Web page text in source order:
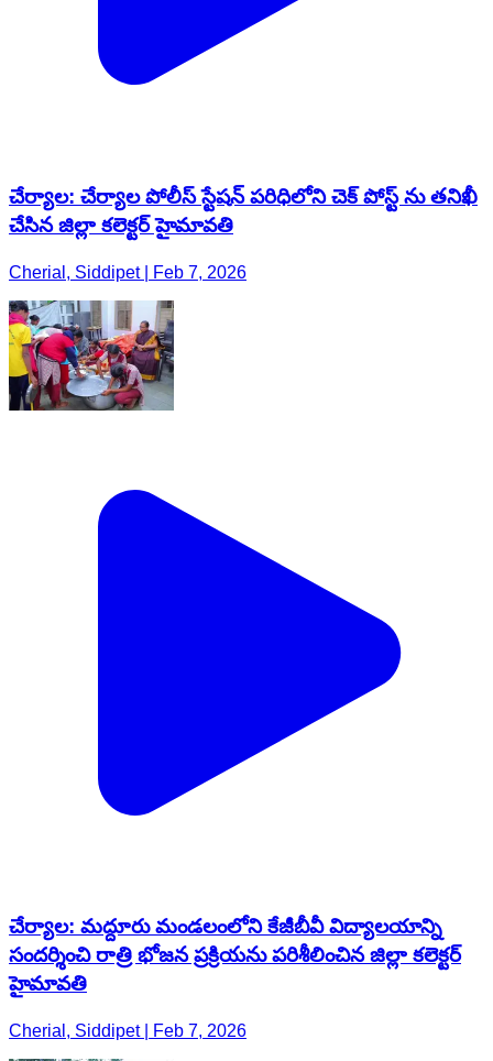
చేర్యాల: చేర్యాల పోలీస్ స్టేషన్ పరిధిలోని చెక్ పోస్ట్ ను తనిఖీ
చేసిన జిల్లా కలెక్టర్ హైమావతి
Cherial, Siddipet | Feb 7, 2026
చేర్యాల: మద్దూరు మండలంలోని కేజీబీవీ విద్యాలయాన్ని
సందర్శించి రాత్రి భోజన ప్రక్రియను పరిశీలించిన జిల్లా కలెక్టర్
హైమావతి
Cherial, Siddipet | Feb 7, 2026